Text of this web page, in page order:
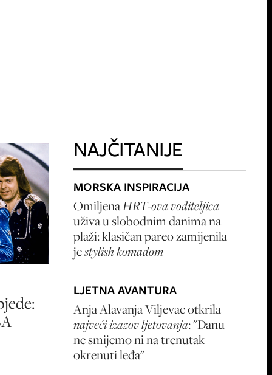
NAJČITANIJE
MORSKA INSPIRACIJA
OmiljenaHRT-ova voditeljica
uživa u slobodnim danima na
plaži: klasičan pareo zamijenila
jestylish komadom
LJETNA AVANTURA
Anja Alavanja Viljevac otkrila
najveći izazov ljetovanja: "Danu
ne smijemo ni na trenutak
okrenuti leđa"